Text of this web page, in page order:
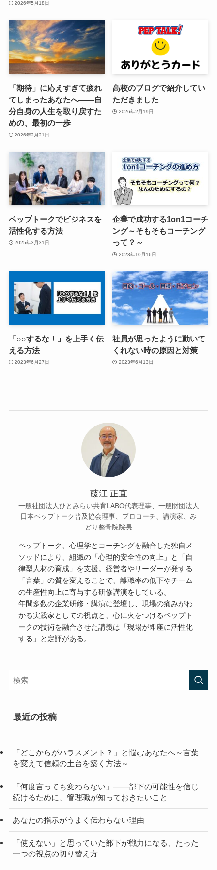
2026年5月18日
「期待」に応えすぎて疲れ
てしまったあなたへ——自
分自身の人生を取り戻すた
めの、最初の一歩
2026年2月21日
高校のブログで紹介してい
ただきました
2026年2月19日
ペップトークでビジネスを
活性化する方法
2025年3月31日
企業で成功する1on1コーチ
ング～そもそもコーチング
って？～
2023年10月16日
「○○するな！」を上手く伝
える方法
2023年6月27日
社員が思ったように動いて
くれない時の原因と対策
2023年6月13日
藤江 正直
一般社団法人ひとみらい共育LABO代表理事、一般財団法人
日本ペップトーク普及協会理事、プロコーチ、講演家、み
どり整骨院院長
ペップトーク、心理学とコーチングを融合した独自メ
ソッドにより、組織の「心理的安全性の向上」と「自
律型人材の育成」を支援。経営者やリーダーが発する
「言葉」の質を変えることで、離職率の低下やチーム
の生産性向上に寄与する研修講演をしている。
年間多数の企業研修・講演に登壇し、現場の痛みがわ
かる実践家としての視点と、心に火をつけるペップト
ークの技術を融合させた講義は「現場が即座に活性化
する」と定評がある。
最近の投稿
「どこからがハラスメント？」と悩むあなたへ～言葉
を変えて信頼の土台を築く方法～
「何度言っても変わらない」——部下の可能性を信じ
続けるために、管理職が知っておきたいこと
あなたの指示がうまく伝わらない理由
「使えない」と思っていた部下が戦力になる、たった
一つの視点の切り替え方